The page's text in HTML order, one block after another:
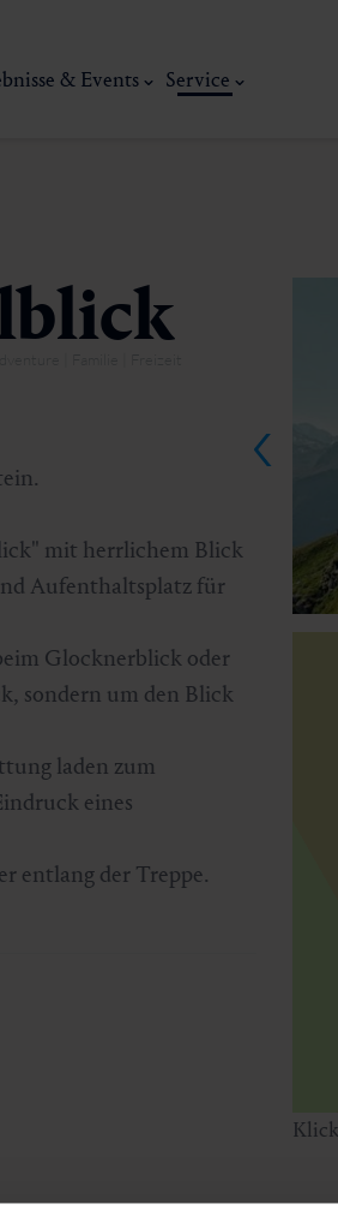
& Events Service
Kunst,
| Familie | Freizeit
mit herrlichem Blick
Aufenthaltsplatz für
Glocknerblick oder
sondern um den Blick
laden zum
eines
entlang der Treppe.